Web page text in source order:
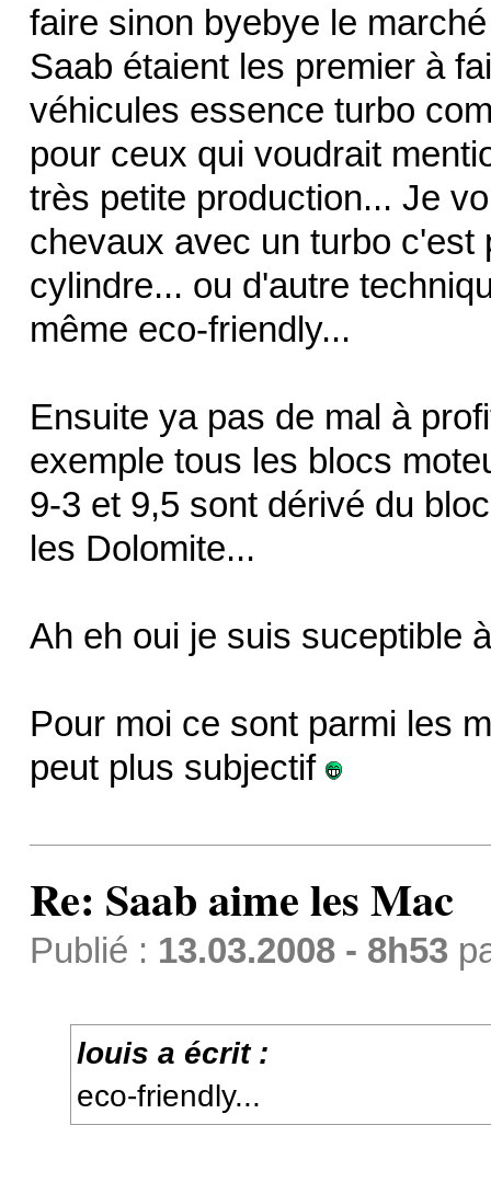
faire sinon byebye le
Saab étaient les premier à
véhicules essence turbo
pour ceux qui voudrait
très petite production... Je
chevaux avec un turbo c'est
cylindre... ou d'autre
même eco-friendly...
Ensuite ya pas de mal à
exemple tous les blocs
9-3 et 9,5 sont dérivé du
les Dolomite...
Ah eh oui je suis suceptible
Pour moi ce sont parmi les
peut plus subjectif
Re: Saab aime les Mac
Publié : 13.03.2008 - 8h53
louis a écrit :
eco-friendly...